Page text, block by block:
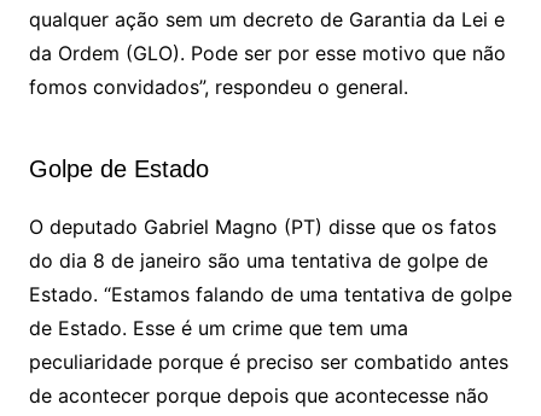
qualquer ação sem um decreto de Garantia da Lei e
da Ordem (GLO). Pode ser por esse motivo que não
fomos convidados”, respondeu o general.
Golpe de Estado
O deputado Gabriel Magno (PT) disse que os fatos
do dia 8 de janeiro são uma tentativa de golpe de
Estado. “Estamos falando de uma tentativa de golpe
de Estado. Esse é um crime que tem uma
peculiaridade porque é preciso ser combatido antes
de acontecer porque depois que acontecesse não